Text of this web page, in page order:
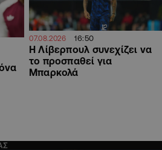
07.08.2026 16:50
Η Λίβερπουλ συνεχίζει να
το προσπαθεί για
Μπαρκολά